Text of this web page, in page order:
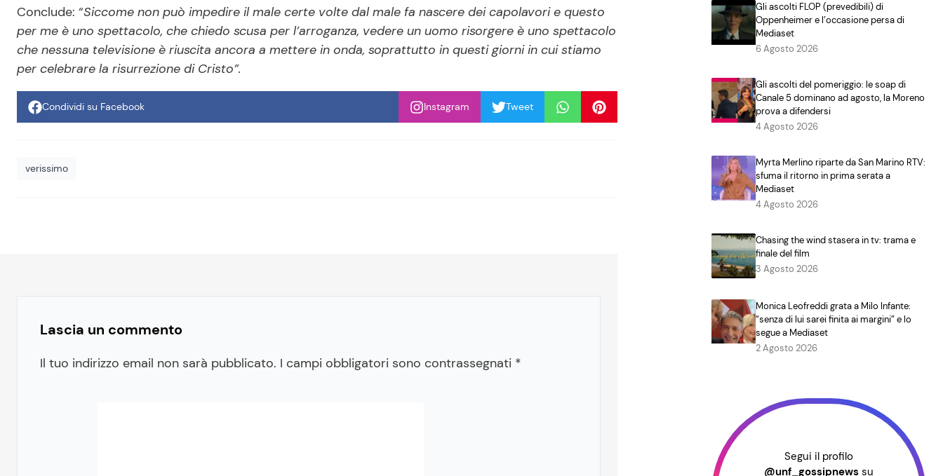
Conclude: “Siccome non può impedire il male certe volte dal male fa nascere dei capolavori e questo
per me è uno spettacolo, che chiedo scusa per l’arroganza, vedere un uomo risorgere è uno spettacolo
che nessuna televisione è riuscita ancora a mettere in onda, soprattutto in questi giorni in cui stiamo
per celebrare la risurrezione di Cristo”.
Condividi su Facebook Instagram Tweet
verissimo
Lascia un commento
Il tuo indirizzo email non sarà pubblicato. I campi obbligatori sono contrassegnati *
Gli ascolti FLOP (prevedibili) di
Oppenheimer e l’occasione persa di
Mediaset
6 Agosto 2026
Gli ascolti del pomeriggio: le soap di
Canale 5 dominano ad agosto, la Moreno
prova a difendersi
4 Agosto 2026
Myrta Merlino riparte da San Marino RTV:
sfuma il ritorno in prima serata a
Mediaset
4 Agosto 2026
Chasing the wind stasera in tv: trama e
finale del film
3 Agosto 2026
Monica Leofreddi grata a Milo Infante:
“senza di lui sarei finita ai margini” e lo
segue a Mediaset
2 Agosto 2026
Segui il profilo
@unf_gossipnews su